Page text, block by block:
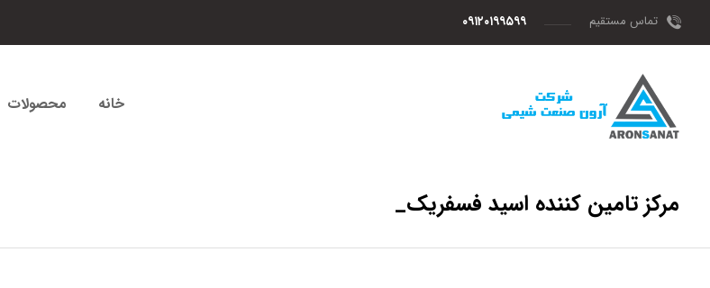
تماس مستقیم ۰۹۱۲۰۱۹۹۵۹۹
خانه محصولات
مرکز تامین کننده اسید فسفریک_